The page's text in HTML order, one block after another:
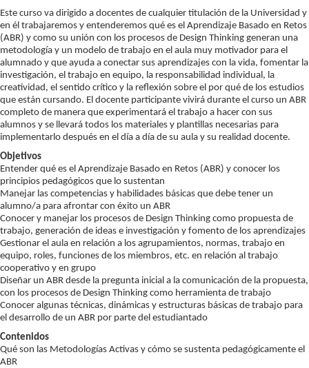
Este curso va dirigido a docentes de cualquier titulación de la Universidad y
en él trabajaremos y entenderemos qué es el Aprendizaje Basado en Retos
(ABR) y como su unión con los procesos de Design Thinking generan una
metodología y un modelo de trabajo en el aula muy motivador para el
alumnado y que ayuda a conectar sus aprendizajes con la vida, fomentar la
investigación, el trabajo en equipo, la responsabilidad individual, la
creatividad, el sentido crítico y la reflexión sobre el por qué de los estudios
que están cursando. El docente participante vivirá durante el curso un ABR
completo de manera que experimentará el trabajo a hacer con sus
alumnos y se llevará todos los materiales y plantillas necesarias para
implementarlo después en el día a día de su aula y su realidad docente.
Objetivos
Entender qué es el Aprendizaje Basado en Retos (ABR) y conocer los
principios pedagógicos que lo sustentan
Manejar las competencias y habilidades básicas que debe tener un
alumno/a para afrontar con éxito un ABR
Conocer y manejar los procesos de Design Thinking como propuesta de
trabajo, generación de ideas e investigación y fomento de los aprendizajes
Gestionar el aula en relación a los agrupamientos, normas, trabajo en
equipo, roles, funciones de los miembros, etc. en relación al trabajo
cooperativo y en grupo
Diseñar un ABR desde la pregunta inicial a la comunicación de la propuesta,
con los procesos de Design Thinking como herramienta de trabajo
Conocer algunas técnicas, dinámicas y estructuras básicas de trabajo para
el desarrollo de un ABR por parte del estudiantado
Contenidos
Qué son las Metodologías Activas y cómo se sustenta pedagógicamente el
ABR